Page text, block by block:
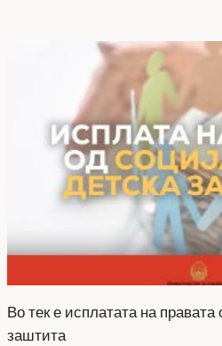
Во тек е исплатата на правата
заштита